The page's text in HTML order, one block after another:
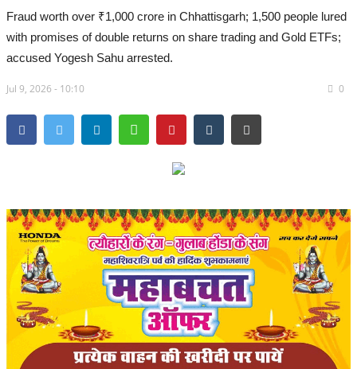
बिलासपुर संभाग
रायपुर संभाग
दुर्ग संभाग
बस्तर संभाग
खेल
राज्य
व्यापार
संपादकीय
Fraud worth over ₹1,000 crore in Chhattisgarh; 1,500 people lured
with promises of double returns on share trading and Gold ETFs;
accused Yogesh Sahu arrested.
Jul 9, 2026 - 10:10 0